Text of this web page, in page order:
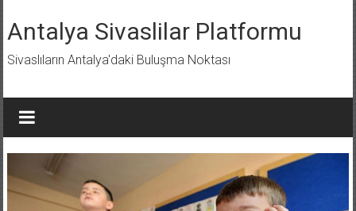
geç
Antalya Sivaslilar Platformu
Sivaslıların Antalya'daki Buluşma Noktası